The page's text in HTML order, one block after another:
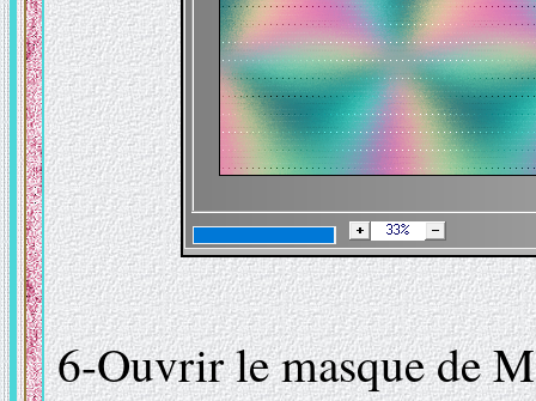
6-Ouvrir le masque de